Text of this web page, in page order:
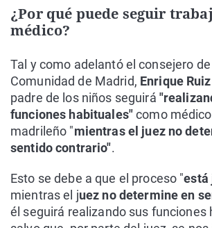
¿Por qué puede seguir
médico?
Tal y como adelantó el consejero
Comunidad de Madrid, Enrique
padre de los niños seguirá
funciones habituales"como médico
madrileño "mientras el juez no
sentido contrario".
Esto se debe a que el proceso "está
mientras el juez no determine en
él seguirá realizando sus funciones